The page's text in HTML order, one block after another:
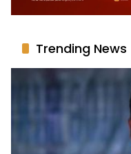
Trending News